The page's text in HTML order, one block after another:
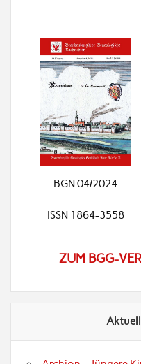
BGN 04/2024
ISSN 1864-3558
ZUM BGG-